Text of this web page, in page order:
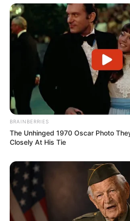
BRAINBERRIES
The Unhinged 1970 Oscar Photo
Closely At His Tie